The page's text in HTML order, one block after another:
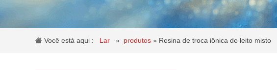
Você está aqui : Lar » produtos » Resina de troca iônica de leito misto